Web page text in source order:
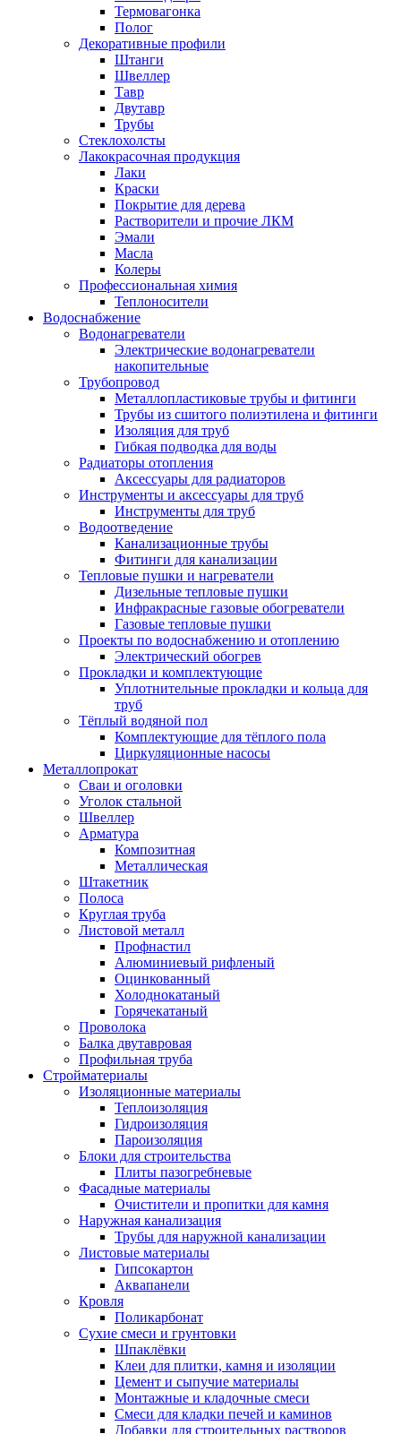
Термовагонка
Полог
Декоративные профили
Штанги
Швеллер
Тавр
Двутавр
Трубы
Стеклохолсты
Лакокрасочная продукция
Лаки
Краски
Покрытие для дерева
Растворители и прочие ЛКМ
Эмали
Масла
Колеры
Профессиональная химия
Теплоносители
Водоснабжение
Водонагреватели
Электрические водонагреватели
накопительные
Трубопровод
Металлопластиковые трубы и фитинги
Трубы из сшитого полиэтилена и фитинги
Изоляция для труб
Гибкая подводка для воды
Радиаторы отопления
Аксессуары для радиаторов
Инструменты и аксессуары для труб
Инструменты для труб
Водоотведение
Канализационные трубы
Фитинги для канализации
Тепловые пушки и нагреватели
Дизельные тепловые пушки
Инфракрасные газовые обогреватели
Газовые тепловые пушки
Проекты по водоснабжению и отоплению
Электрический обогрев
Прокладки и комплектующие
Уплотнительные прокладки и кольца для
труб
Тёплый водяной пол
Комплектующие для тёплого пола
Циркуляционные насосы
Металлопрокат
Сваи и оголовки
Уголок стальной
Швеллер
Арматура
Композитная
Металлическая
Штакетник
Полоса
Круглая труба
Листовой металл
Профнастил
Алюминиевый рифленый
Оцинкованный
Холоднокатаный
Горячекатаный
Проволока
Балка двутавровая
Профильная труба
Стройматериалы
Изоляционные материалы
Теплоизоляция
Гидроизоляция
Пароизоляция
Блоки для строительства
Плиты пазогребневые
Фасадные материалы
Очистители и пропитки для камня
Наружная канализация
Трубы для наружной канализации
Листовые материалы
Гипсокартон
Аквапанели
Кровля
Поликарбонат
Сухие смеси и грунтовки
Шпаклёвки
Клеи для плитки, камня и изоляции
Цемент и сыпучие материалы
Монтажные и кладочные смеси
Смеси для кладки печей и каминов
Добавки для строительных растворов